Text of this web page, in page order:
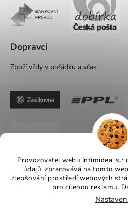
Provozovatel webu Intimidea,
údajů, zpracovává na tomto
zlepšování prostředí webových
pro cílenou reklamu.
Dopravci
Zboží vždy v pořádku a včas